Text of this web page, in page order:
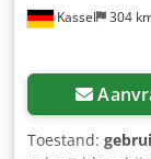
Kassel 304
Toestand: